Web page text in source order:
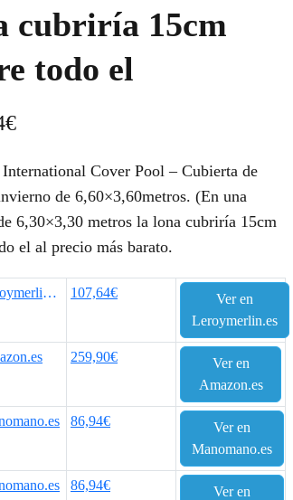
cubriría 15cm
todo el
€
Cover Pool – Cubierta de
de 6,60×3,60metros. (En una
6,30×3,30 metros la lona cubriría 15cm
el al precio más barato.
107,64€
Ver en
Leroymerlin.es
259,90€
Ver en
Amazon.es
86,94€
Ver en
Manomano.es
86,94€
Ver en